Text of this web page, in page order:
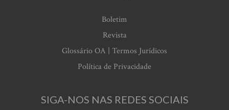
Boletim
Revista
Glossário OA | Termos Jurídicos
Política de Privacidade
SIGA-NOS NAS REDES SOCIAIS